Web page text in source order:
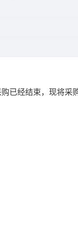
购已经结束，现将采